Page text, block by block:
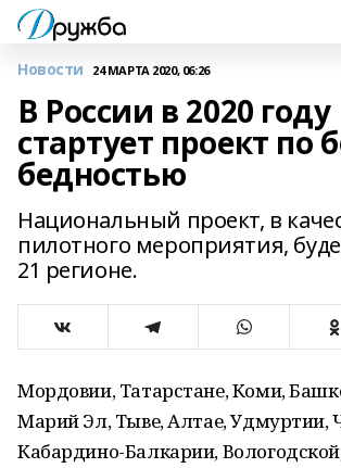
Новости 24 МАРТА 2020, 06:26
В России в 2020 году
стартует проект по
бедностью
Национальный проект, в
пилотного мероприятия,
21 регионе.
Мордовии, Татарстане, Коми,
Марий Эл, Тыве, Алтае, Удмуртии,
Кабардино-Балкарии,